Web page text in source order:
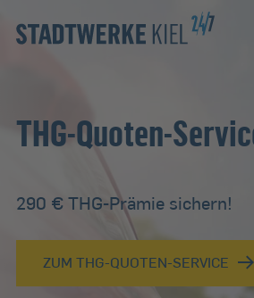
Zur Hauptnavigation
Zur Servicelasche
Zum Hauptinhalt
Zur Footernavigation
THG-Quoten-
290 € THG-Prämie sichern!
ZUM THG-QUOTEN-SERVICE